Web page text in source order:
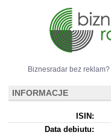
Biznesradar bez reklam?
INFORMACJE
ISIN:
Data debiutu: